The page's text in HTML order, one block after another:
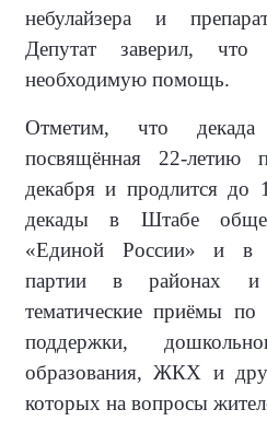
небулайзера и
Депутат заверил,
необходимую помощь.
Отметим, что декада
посвящённая 22-летию
декабря и продлится до
декады в Штабе
«Единой России» и в
партии в районах и
тематические приёмы по
поддержки,
образования, ЖКХ и
которых на вопросы